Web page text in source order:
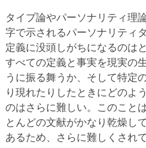
タイプ論やパーソナリティ理
字で示されるパーソナリティ
定義に没頭しがちになるのは
すべての定義と事実を現実の
うに振る舞うか、そして特定
り現れたりしたときにどのよ
のはさらに難しい。このこと
とんどの文献がかなり乾燥し
あるため、さらに難しくされて